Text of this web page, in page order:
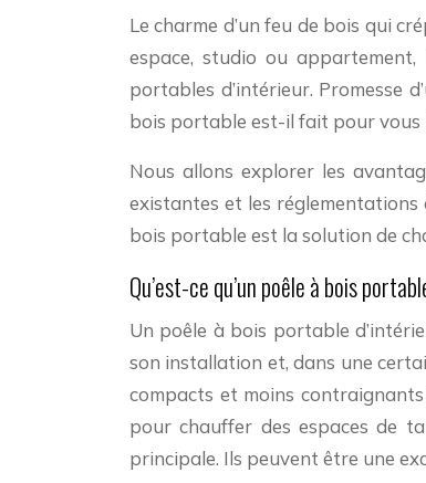
Le charme d’un feu de bois qui crépite, la chaleur douce et enveloppante, l’ambiance cosy… Qui n’en rêve pas ? Mais quand on vit dans un petit
espace, studio ou appartement,
portables d’intérieur. Promesse
bois portable est-il fait pour vous
Nous allons explorer les
existantes et les
bois portable est la solution de
Qu’est-ce qu’un poêle à bois
Un poêle à bois portable
son installation et, dans une
compacts et moins
pour chauffer des espaces de
principale. Ils peuvent être une